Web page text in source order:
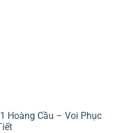
Hoàng Cầu – Voi Phục